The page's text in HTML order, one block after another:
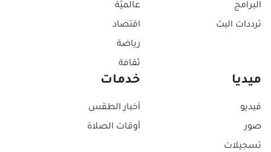
البرامج
ترددات البث
عالميّة
اقتصاد
رياضة
ثقافة
ميديا
فيديو
صور
تسجيلات
خدمات
أخبار الطقس
أوقات الصلاة